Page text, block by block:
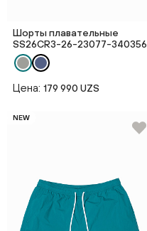
Шорты плавательные
SS26CR3-26-23077-340356
Цена: 179 990 UZS
NEW